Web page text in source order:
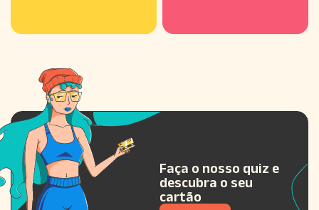
Quiz
Faça o nosso quiz e
descubra o seu
cartão